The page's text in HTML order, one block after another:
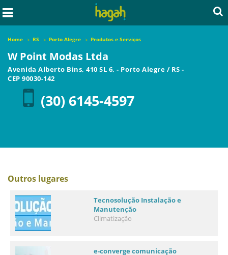
Home RS Porto Alegre Produtos e Serviços
W Point Modas Ltda
Avenida Alberto Bins, 410 SL 6, - Porto Alegre / RS -
CEP 90030-142
(30) 6145-4597
Outros lugares
Tecnosolução Instalação e
Manutenção
Climatização
e-converge comunicação